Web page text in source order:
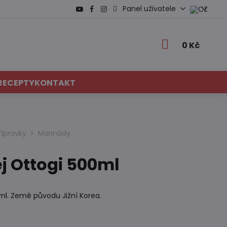
Panel uživatele
0 Kč
KONTAKT
Marinády
Ottogi 500ml
Země původu Jižní Korea.